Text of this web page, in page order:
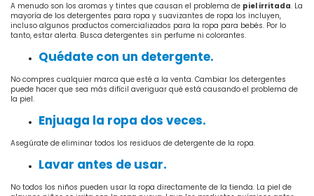
A menudo son los aromas y tintes que causan el problema de piel irritada. La
mayoría de los detergentes para ropa y suavizantes de ropa los incluyen,
incluso algunos productos comercializados para la ropa para bebés. Por lo
tanto, estar alerta. Busca detergentes sin perfume ni colorantes.
Quédate con un detergente.
No compres cualquier marca que esté a la venta. Cambiar los detergentes
puede hacer que sea más difícil averiguar qué está causando el problema de
la piel.
Enjuaga la ropa dos veces.
Asegúrate de eliminar todos los residuos de detergente de la ropa.
Lavar antes de usar.
No todos los niños pueden usar la ropa directamente de la tienda. La piel de